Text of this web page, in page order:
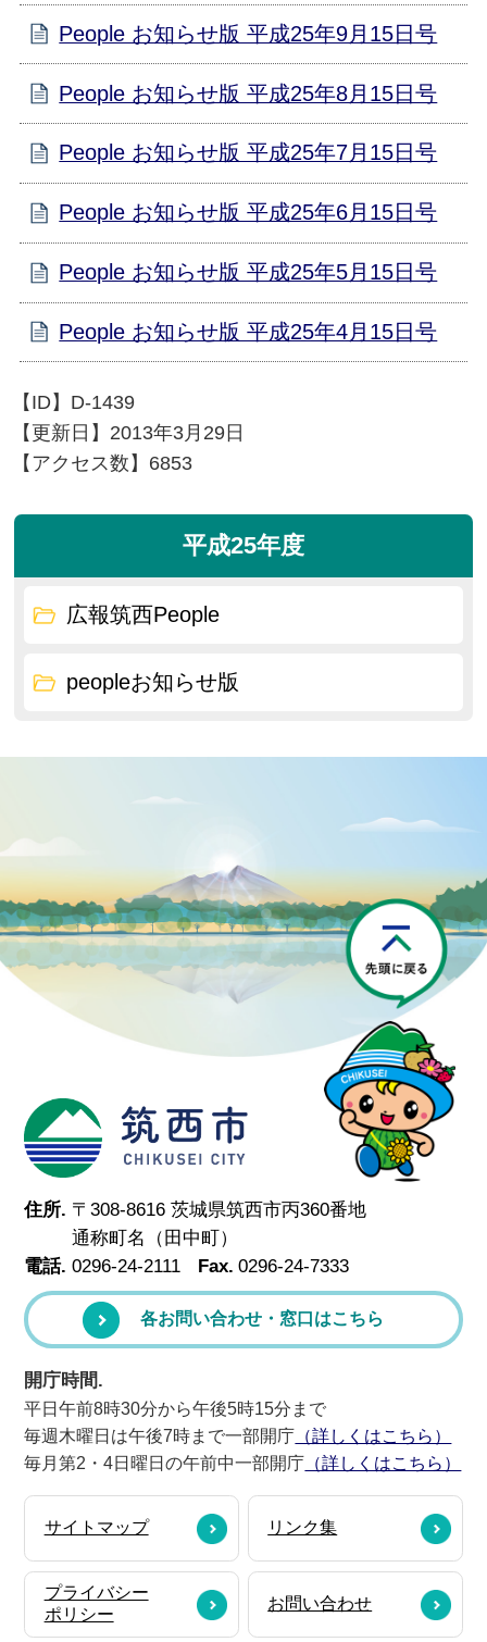
People お知らせ版 平成25年9月15日号
People お知らせ版 平成25年8月15日号
People お知らせ版 平成25年7月15日号
People お知らせ版 平成25年6月15日号
People お知らせ版 平成25年5月15日号
People お知らせ版 平成25年4月15日号
【ID】 D-1439
【更新日】 2013年3月29日
【アクセス数】 6853
平成25年度
広報筑西People
peopleお知らせ版
筑西市
住所. 〒308-8616 茨城県筑西市丙360番地
通称町名（田中町）
電話. 0296-24-2111 Fax. 0296-24-7333
各お問い合わせ・窓口はこちら
開庁時間.
平日午前8時30分から午後5時15分まで
毎週木曜日は午後7時まで一部開庁 （詳しくはこちら）
毎月第2・4日曜日の午前中一部開庁 （詳しくはこちら）
サイトマップ リンク集
プライバシー
ポリシー
お問い合わせ